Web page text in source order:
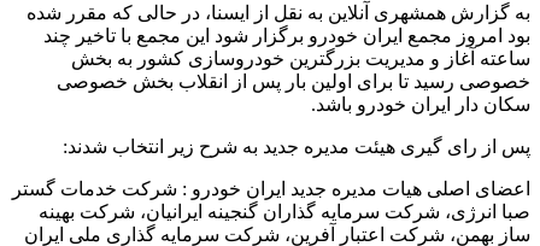
به گزارش همشهری آنلاین به نقل از ایسنا، در حالی که مقرر شده
بود امروز مجمع ایران خودرو برگزار شود این مجمع با تاخیر چند
ساعته آغاز و مدیریت بزرگترین خودروسازی کشور به بخش
خصوصی رسید تا برای اولین بار پس از انقلاب بخش خصوصی
سکان دار ایران خودرو باشد.
پس از رای گیری هیئت مدیره جدید به شرح زیر انتخاب شدند:
اعضای اصلی هیات مدیره جدید ایران خودرو : شرکت خدمات گستر
صبا انرژی، شرکت سرمایه گذاران گنجینه ایرانیان، شرکت بهینه
ساز بهمن، شرکت اعتبار آفرین، شرکت سرمایه گذاری ملی ایران